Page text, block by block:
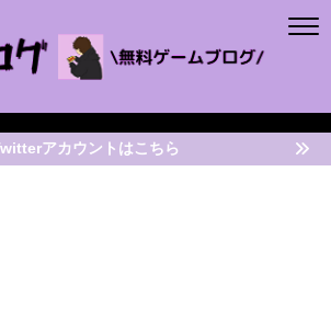
アカウントはこちら